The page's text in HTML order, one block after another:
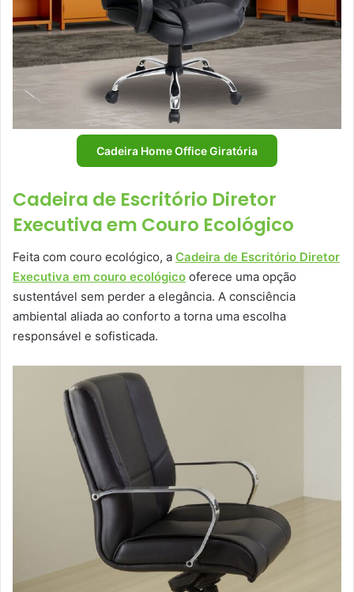
Cadeira Home Office Giratória
Cadeira de Escritório Diretor
Executiva em Couro Ecológico
Feita com couro ecológico, a Cadeira de Escritório Diretor
Executiva em couro ecológico oferece uma opção
sustentável sem perder a elegância. A consciência
ambiental aliada ao conforto a torna uma escolha
responsável e sofisticada.